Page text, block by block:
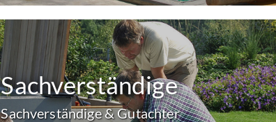
Sachverständige
Sachverständige & Gutachter